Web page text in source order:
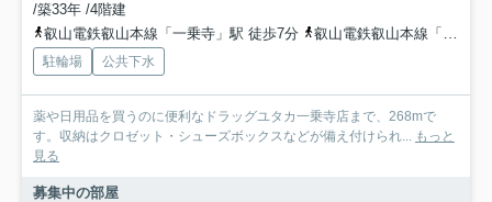
/築33年 /4階建
叡山電鉄叡山本線「一乗寺」駅 徒歩7分
叡山電鉄叡山本線「修学院」駅 徒歩11分
駐輪場 公共下水
薬や日用品を買うのに便利なドラッグユタカ一乗寺店まで、268mで
す。収納はクロゼット・シューズボックスなどが備え付けられ... もっと
見る
募集中の部屋